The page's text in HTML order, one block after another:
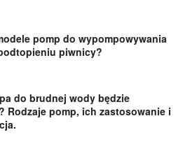
pomp do wypompowywania
piwnicy?
do brudnej wody będzie
Rodzaje pomp, ich zastosowanie i